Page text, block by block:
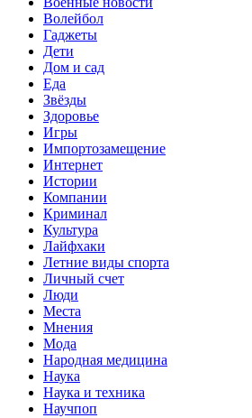
Волейбол
Гаджеты
Дети
Дом и сад
Еда
Звёзды
Здоровье
Игры
Импортозамещение
Интернет
Истории
Компании
Криминал
Культура
Лайфхаки
Летние виды спорта
Личный счет
Люди
Места
Мнения
Мода
Народная медицина
Наука
Наука и техника
Научпоп